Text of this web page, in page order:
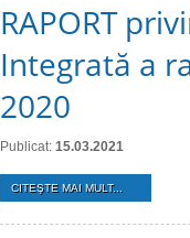
RAPORT
Integrată a
2020
Publicat: 15.03.2021
CITEŞTE MAI MULT...